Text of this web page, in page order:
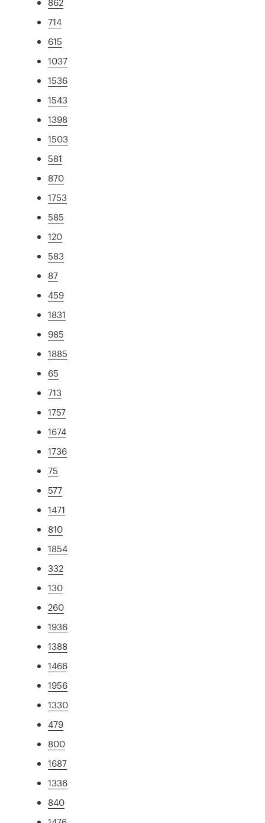
714
615
1037
1536
1543
1398
1503
581
870
1753
585
120
583
87
459
1831
985
1885
65
713
1757
1674
1736
75
577
1471
810
1854
332
130
260
1936
1388
1466
1956
1330
479
800
1687
1336
840